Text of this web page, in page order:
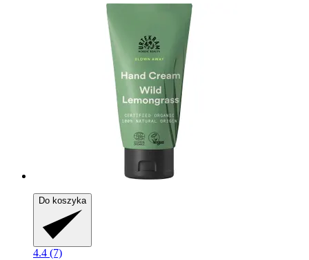
Do koszyka
4.4 (7)